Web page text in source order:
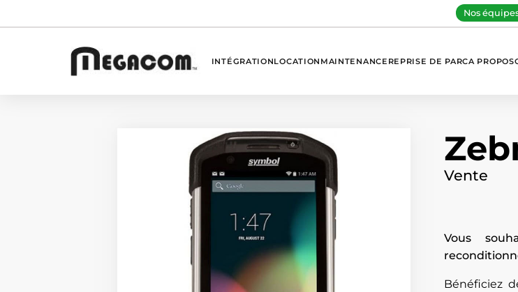
Nos
INTÉGRATIONLOCATION MAINTENANCE REPRISE DE PARCA PROPOS
Vente
Vous
Bénéficiez